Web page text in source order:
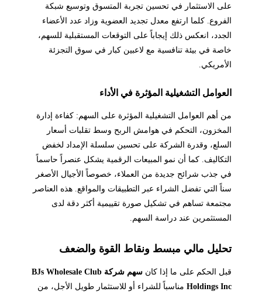
على الاستثمار في تحسين تجربة المتسوق وتوسيع شبكة
الفروع. كلما ارتفع معدل تجديد العضوية وزاد عدد الأعضاء
الجدد، انعكس ذلك إيجاباً على التوقعات المستقبلية للسهم،
خاصة في بيئة تنافسية مع لاعبين كبار في سوق التجزئة
الأمريكي.
العوامل التشغيلية المؤثرة في الأداء
من أهم العوامل التشغيلية المؤثرة على السهم: كفاءة إدارة
المخزون، التحكم في هوامش الربح وسط تقلبات أسعار
السلع، وقدرة الشركة على تحسين سلسلة الإمداد لخفض
التكاليف. كما أن نمو المبيعات الرقمية يشكل عنصراً حاسماً
في جذب شرائح جديدة من العملاء، خصوصاً الأجيال الأصغر
سناً التي تفضل الشراء عبر التطبيقات والمواقع. هذه العناصر
مجتمعة تساهم في تشكيل صورة تقييمية أكثر دقة لدى
المستثمرين عند دراسة السهم.
تحليل مالي مبسط ونقاط القوة والضعف
قبل الحكم على ما إذا كان
سهم شركة BJs Wholesale Club
Holdings Incمناسباً للشراء أو للاستثمار طويل الأجل، من